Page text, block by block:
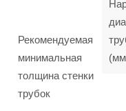
Рекомендуемая
минимальная
толщина стенки
трубок